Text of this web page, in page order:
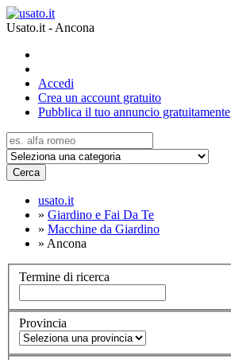
Usato.it - Ancona
Accedi
Crea un account gratuito
Pubblica il tuo annuncio gratuitamente
Cerca
usato.it
» Giardino e Fai Da Te
» Macchine da Giardino
» Ancona
Termine di ricerca
Provincia